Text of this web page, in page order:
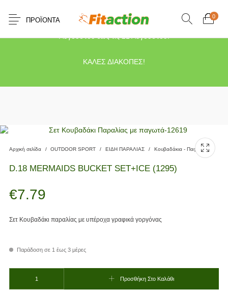
Το κατάστημα μας θα παραμείνει κλειστό λόγω διακοπών από τις 10
Αυγούστου έως τις 21 Αυγούστου.
ΚΑΛΕΣ ΔΙΑΚΟΠΕΣ!
ΠΡΟΪΌΝΤΑ
0
Αρχική σελίδα / OUTDOOR SPORT / ΕΙΔΗ ΠΑΡΑΛΙΑΣ / Κουβαδάκια - Παιχνίδια
D.18 MERMAIDS BUCKET SET+ICE (1295)
€7.79
Σετ Κουβαδάκι παραλίας με υπέροχα γραφικά γοργόνας
Παράδοση σε 1 έως 3 μέρες
Προσθήκη Στο Καλάθι